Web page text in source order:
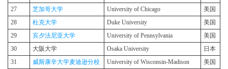
27
芝加哥大学 University of Chicago
美国
28
杜克大学 Duke University
美国
29
宾夕法尼亚大学 University of Pennsylvania
美国
30
大阪大学 Osaka University
日本
31
威斯康辛大学麦迪逊分校 University of Wisconsin-Madison
美国